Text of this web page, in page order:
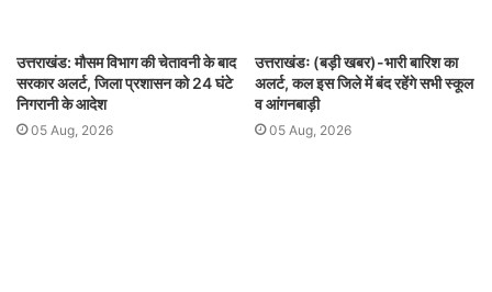
उत्तराखंड: मौसम विभाग की चेतावनी के बाद
सरकार अलर्ट, जिला प्रशासन को 24 घंटे
निगरानी के आदेश
05 Aug, 2026
उत्तराखंडः (बड़ी खबर)-भारी बारिश का
अलर्ट, कल इस जिले में बंद रहेंगे सभी स्कूल
व आंगनबाड़ी
05 Aug, 2026